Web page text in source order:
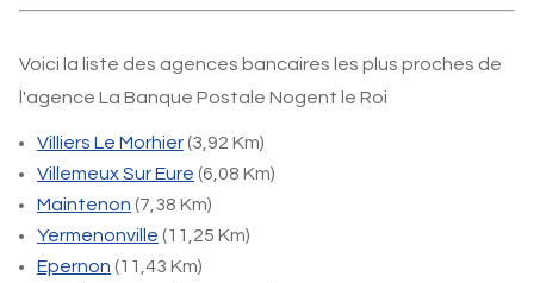
Voici la liste des agences bancaires les plus proches de
l'agence La Banque Postale Nogent le Roi
Villiers Le Morhier(3,92 Km)
Villemeux Sur Eure (6,08 Km)
Maintenon (7,38 Km)
Yermenonville (11,25 Km)
Epernon (11,43 Km)